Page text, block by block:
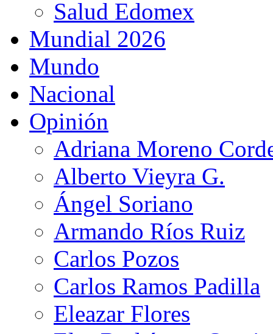
Salud Edomex
Mundial 2026
Mundo
Nacional
Opinión
Adriana Moreno
Alberto Vieyra G.
Ángel Soriano
Armando Ríos Ruiz
Carlos Pozos
Carlos Ramos Padilla
Eleazar Flores